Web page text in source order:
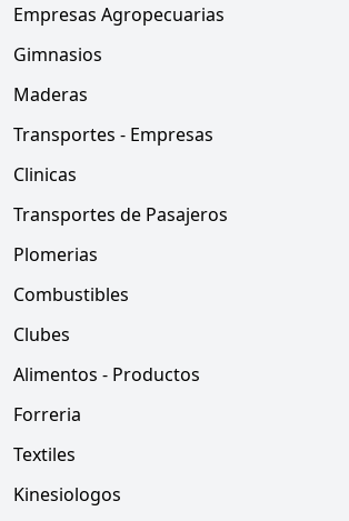
Empresas Agropecuarias
Gimnasios
Maderas
Transportes - Empresas
Clinicas
Transportes de Pasajeros
Plomerias
Combustibles
Clubes
Alimentos - Productos
Forreria
Textiles
Kinesiologos